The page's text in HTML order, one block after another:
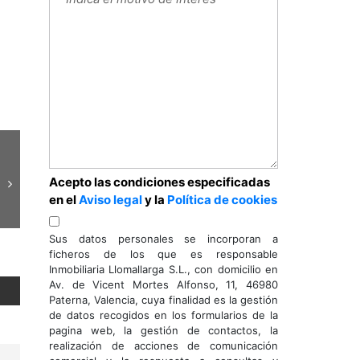
Acepto las condiciones especificadas
en elAviso legaly la Política de cookies
Sus datos personales se incorporan a
ficheros de los que es responsable
Inmobiliaria Llomallarga S.L., con domicilio en
Av. de Vicent Mortes Alfonso, 11, 46980
Paterna, Valencia, cuya finalidad es la gestión
de datos recogidos en los formularios de la
pagina web, la gestión de contactos, la
realización de acciones de comunicación